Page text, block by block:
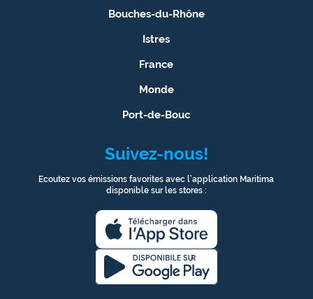
Bouches-du-Rhône
Istres
France
Monde
Port-de-Bouc
Suivez-nous!
Ecoutez vos émissions favorites avec l’application Maritima
disponible sur les stores :